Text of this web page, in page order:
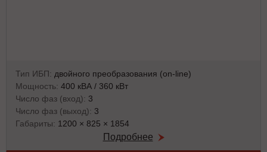
Тип ИБП: двойного преобразования (on-line)
Мощность: 400 кВА / 360 кВт
Число фаз (вход): 3
Число фаз (выход): 3
Габариты: 1200 × 825 × 1854
Подробнее